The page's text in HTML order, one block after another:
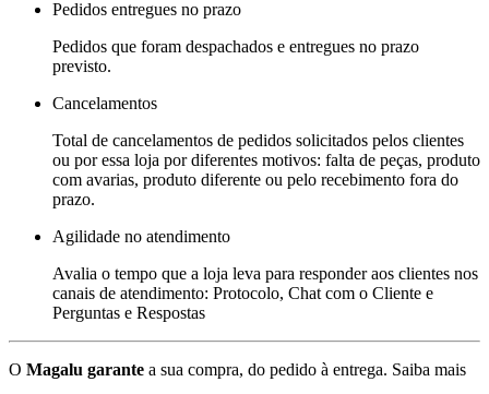
Pedidos entregues no prazo
Pedidos que foram despachados e entregues no prazo
previsto.
Cancelamentos
Total de cancelamentos de pedidos solicitados pelos clientes
ou por essa loja por diferentes motivos: falta de peças, produto
com avarias, produto diferente ou pelo recebimento fora do
prazo.
Agilidade no atendimento
Avalia o tempo que a loja leva para responder aos clientes nos
canais de atendimento: Protocolo, Chat com o Cliente e
Perguntas e Respostas
O Magalu garante a sua compra, do pedido à entrega. Saiba mais